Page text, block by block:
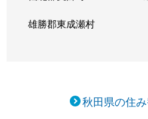
雄勝郡東成瀬村
秋田県の住